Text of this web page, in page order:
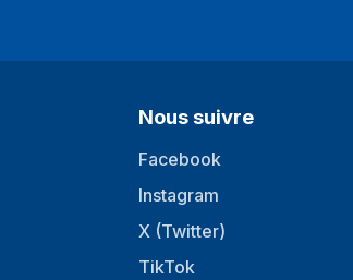
Temps de charge de la batterie (USB)
Nous suivre
Facebook
Instagram
X (Twitter)
TikTok